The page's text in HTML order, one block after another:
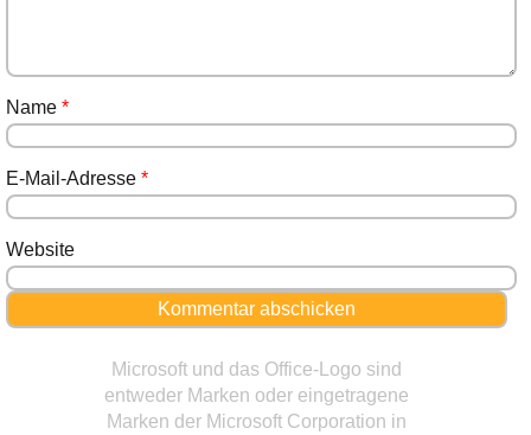
Name *
E-Mail-Adresse *
Website
Microsoft und das Office-Logo sind
entweder Marken oder eingetragene
Marken der Microsoft Corporation in